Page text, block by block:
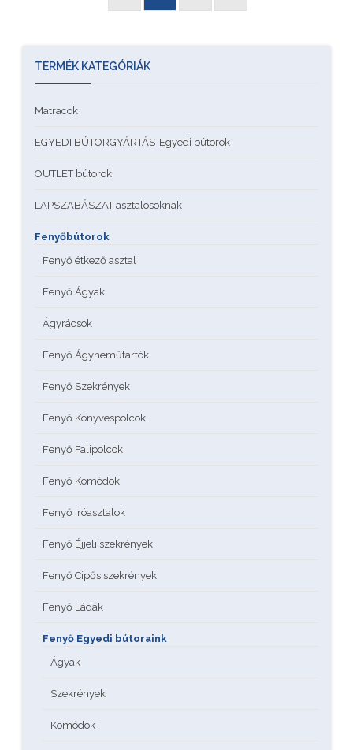
TERMÉK KATEGÓRIÁK
Matracok
EGYEDI BÚTORGYÁRTÁS-Egyedi bútorok
OUTLET bútorok
LAPSZABÁSZAT asztalosoknak
Fenyőbútorok
Fenyő étkező asztal
Fenyő Ágyak
Ágyrácsok
Fenyő Ágyneműtartók
Fenyő Szekrények
Fenyő Könyvespolcok
Fenyő Falipolcok
Fenyő Komódok
Fenyő Íróasztalok
Fenyő Éjjeli szekrények
Fenyő Cipős szekrények
Fenyő Ládák
Fenyő Egyedi bútoraink
Ágyak
Szekrények
Komódok